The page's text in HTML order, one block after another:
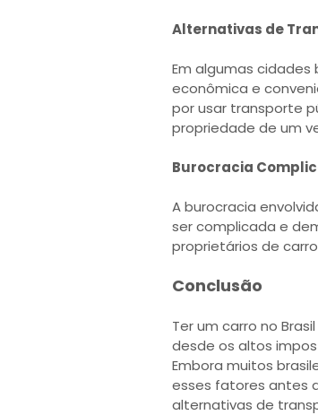
Alternativas de
Em algumas
econômica e
por usar transporte
propriedade de um
Burocracia
A burocracia
ser complicada e
proprietários de
Conclusão
Ter um carro no
desde os altos
Embora muitos
esses fatores antes
alternativas de